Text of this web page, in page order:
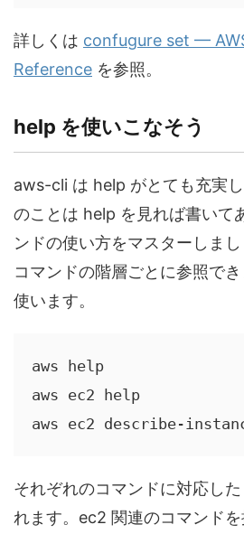
詳しくは confugure set —
Reference を参照。
help を使いこなそう
aws-cli は help がとても充実
のことは help を見れば書いて
ンドの使い方をマスターしま
コマンドの階層ごとに参照で
使います。
aws help
aws ec2 help
aws ec2 describe-
それぞれのコマンドに対応し
れます。ec2 関連のコマンド